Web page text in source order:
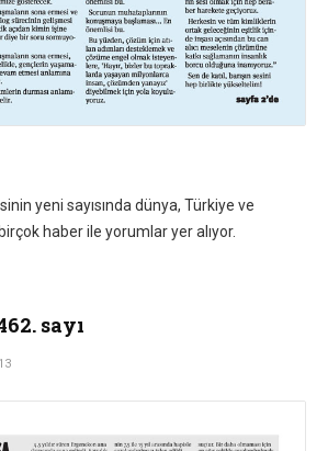
yeni sayısında dünya, Türkiye ve
haber ile yorumlar yer alıyor.
sayı